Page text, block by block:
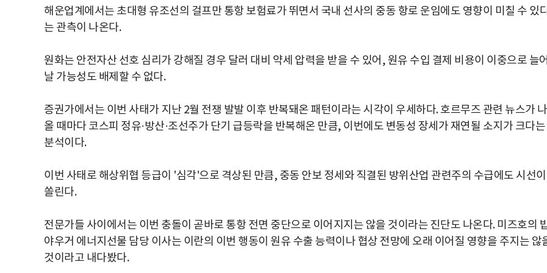
해운업계에서는 초대형 유조선의 걸프만 통항 보험료가 뛰면서 국내 선사의 중동 항로 운임에도 영향이 미칠 수 있
는 관측이 나온다.
원화는 안전자산 선호 심리가 강해질 경우 달러 대비 약세 압력을 받을 수 있어, 원유 수입 결제 비용이 이중으로 늘어
날 가능성도 배제할 수 없다.
증권가에서는 이번 사태가 지난 2월 전쟁 발발 이후 반복돼온 패턴이라는 시각이 우세하다. 호르무즈 관련 뉴스가 나
올 때마다 코스피 정유·방산·조선주가 단기 급등락을 반복해온 만큼, 이번에도 변동성 장세가 재연될 소지가 크다는
분석이다.
이번 사태로 해상위협 등급이 '심각'으로 격상된 만큼, 중동 안보 정세와 직결된 방위산업 관련주의 수급에도 시선이
쏠린다.
전문가들 사이에서는 이번 충돌이 곧바로 통항 전면 중단으로 이어지지는 않을 것이라는 진단도 나온다. 미즈호의
야우거 에너지선물 담당 이사는 이란의 이번 행동이 원유 수출 능력이나 협상 전망에 오래 이어질 영향을 주지는 않
것이라고 내다봤다.